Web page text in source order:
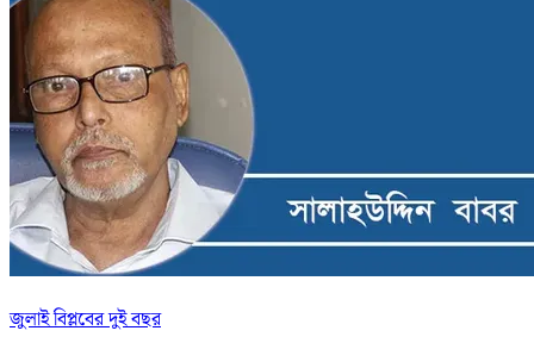
জুলাই বিপ্লবের দুই বছর